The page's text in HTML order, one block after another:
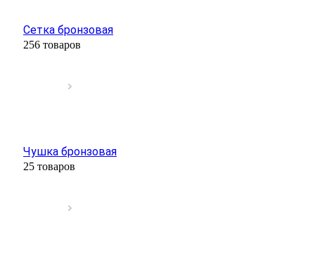
Сетка бронзовая
256 товаров
Чушка бронзовая
25 товаров